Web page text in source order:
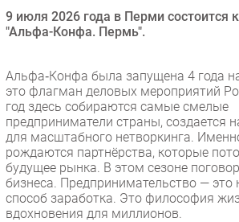
Мобильная связь
Интеграция
Рынок ПК
Маркетинг
Торговые сети
Оборудование
ПО
Outsourcing
9 июля 2026 года в Перми состоится
"Альфа-Конфа. Пермь".
Альфа‑Конфа была запущена 4 года
это флагман деловых мероприятий
год здесь собираются самые смелые
предприниматели страны, создается
для масштабного нетворкинга.
рождаются партнёрства, которые
будущее рынка. В этом сезоне
бизнеса. Предпринимательство — это
способ заработка. Это философия
вдохновения для миллионов.